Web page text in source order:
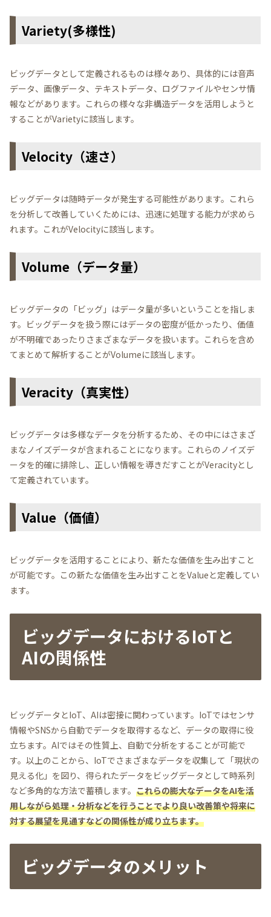
Variety(多様性)
ビッグデータとして定義されるものは様々あり、具体的には音声
データ、画像データ、テキストデータ、ログファイルやセンサ情
報などがあります。これらの様々な非構造データを活用しようと
することがVarietyに該当します。
Velocity（速さ）
ビッグデータは随時データが発生する可能性があります。これら
を分析して改善していくためには、迅速に処理する能力が求めら
れます。これがVelocityに該当します。
Volume（データ量）
ビッグデータの「ビッグ」はデータ量が多いということを指しま
す。ビッグデータを扱う際にはデータの密度が低かったり、価値
が不明確であったりさまざまなデータを扱います。これらを含め
てまとめて解析することがVolumeに該当します。
Veracity（真実性）
ビッグデータは多様なデータを分析するため、その中にはさまざ
まなノイズデータが含まれることになります。これらのノイズデ
ータを的確に排除し、正しい情報を導きだすことがVeracityとし
て定義されています。
Value（価値）
ビッグデータを活用することにより、新たな価値を生み出すこと
が可能です。この新たな価値を生み出すことをValueと定義してい
ます。
ビッグデータにおけるIoTと
AIの関係性
ビッグデータとIoT、AIは密接に関わっています。IoTではセンサ
情報やSNSから自動でデータを取得するなど、データの取得に役
立ちます。AIではその性質上、自動で分析をすることが可能で
す。以上のことから、IoTでさまざまなデータを収集して「現状の
見える化」を図り、得られたデータをビッグデータとして時系列
など多角的な方法で蓄積します。 これらの膨大なデータをAIを活
用しながら処理・分析などを行うことでより良い改善策や将来に
対する展望を見通すなどの関係性が成り立ちます。
ビッグデータのメリット